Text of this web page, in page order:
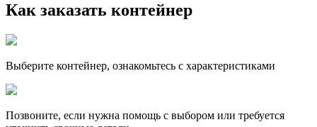
Как заказать контейнер
Выберите контейнер, ознакомьтесь с характеристиками
Позвоните, если нужна помощь с выбором или требуется